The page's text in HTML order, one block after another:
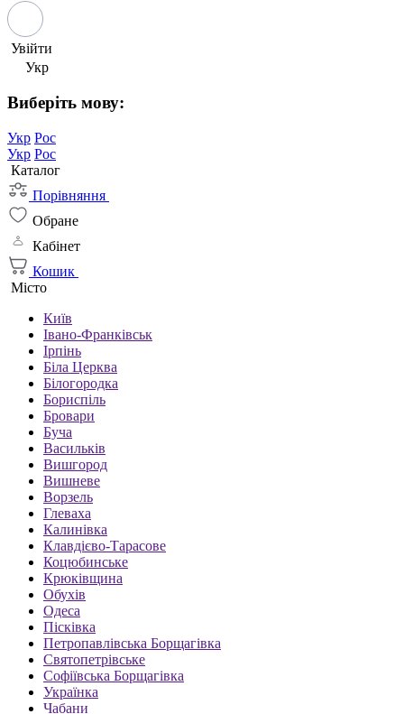
Увійти
Укр
Виберіть мову:
Укр Рос
Укр Рос
Каталог
Порівняння
Обране
Кабінет
Кошик
Місто
Київ
Івано-Франківськ
Ірпінь
Біла Церква
Білогородка
Бориспіль
Бровари
Буча
Васильків
Вишгород
Вишневе
Ворзель
Глеваха
Калинівка
Клавдієво-Тарасове
Коцюбинське
Крюківщина
Обухів
Одеса
Пісківка
Петропавлівська Борщагівка
Святопетрівське
Софіївська Борщагівка
Українка
Чабани